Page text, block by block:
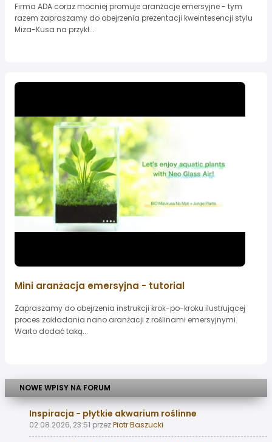
Firma ADA coraz mocniej promuje aranżacje emersyjne - tym
razem zapraszamy do obejrzenia prezentacji kweintesencji stylu
Miza-Kusa na przykł...
Mini aranżacja emersyjna - tutorial
Zapraszamy do obejrzenia instrukcji krok-po-kroku ilustrującej
proces zakładania nano aranżacji z roślinami emersyjnymi.
Warto dodać taką...
NOWE WPISY NA FORUM
Inspiracja - płytkie akwarium roślinne
02.08.2026, 23:51 przezPiotr Baszucki